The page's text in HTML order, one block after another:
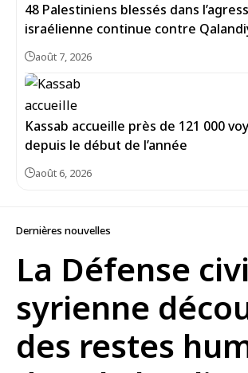
48 Palestiniens blessés dans
israélienne continue contre
août 7, 2026
Kassab accueille près de 121 000
depuis le début de l’année
août 6, 2026
Dernières nouvelles
La Défense
syrienne
des restes